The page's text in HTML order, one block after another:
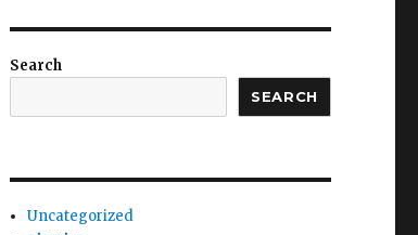
Search
SEARCH
Uncategorized